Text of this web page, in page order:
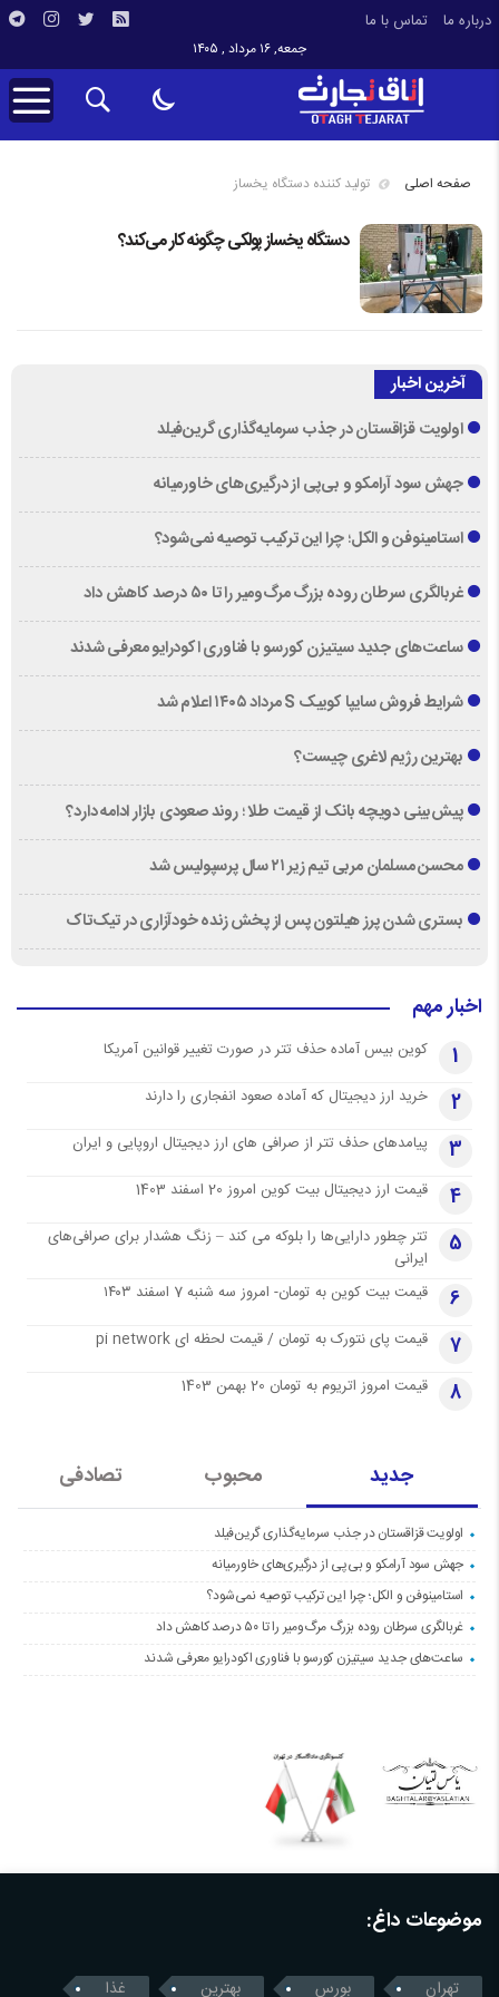
درباره ما تماس با ما
جمعه, ۱۶ مرداد , ۱۴۰۵
صفحه اصلی تولید کننده دستگاه یخساز
دستگاه یخساز پولکی چگونه کار می‌کند؟
آخرین اخبار
اولویت قزاقستان در جذب سرمایه‌گذاری گرین‌فیلد
جهش سود آرامکو و بی‌پی از درگیری‌های خاورمیانه
استامینوفن و الکل؛ چرا این ترکیب توصیه نمی‌شود؟
غربالگری سرطان روده بزرگ مرگ‌ومیر را تا ۵۰ درصد کاهش داد
ساعت‌های جدید سیتیزن کورسو با فناوری اکودرایو معرفی شدند
شرایط فروش سایپا کوییک S مرداد ۱۴۰۵ اعلام شد
بهترین رژیم لاغری چیست؟
پیش‌بینی دویچه‌ بانک از قیمت طلا ؛ روند صعودی بازار ادامه دارد؟
محسن مسلمان مربی تیم زیر ۲۱ سال پرسپولیس شد
بستری شدن پرز هیلتون پس از پخش زنده خودآزاری در تیک‌تاک
اخبار مهم
1 کوین بیس آماده حذف تتر در صورت تغییر قوانین آمریکا
2 خرید ارز دیجیتال که آماده صعود انفجاری را دارند
3 پیامدهای حذف تتر از صرافی های ارز دیجیتال اروپایی و ایران
4 قیمت ارز دیجیتال بیت کوین امروز 20 اسفند 1403
5
تتر چطور دارایی‌ها را بلوکه می کند – زنگ هشدار برای صرافی‌های
ایرانی
6 قیمت بیت کوین به تومان- امروز سه شنبه 7 اسفند ۱۴۰۳
7 قیمت پای نتورک به تومان / قیمت لحظه ای pi network
8 قیمت امروز اتریوم به تومان 20 بهمن 1403
جدید محبوب تصادفی
اولویت قزاقستان در جذب سرمایه‌گذاری گرین‌فیلد
جهش سود آرامکو و بی‌پی از درگیری‌های خاورمیانه
استامینوفن و الکل؛ چرا این ترکیب توصیه نمی‌شود؟
غربالگری سرطان روده بزرگ مرگ‌ومیر را تا ۵۰ درصد کاهش داد
ساعت‌های جدید سیتیزن کورسو با فناوری اکودرایو معرفی شدند
موضوعات داغ:
تهران بورس بهترین غذا